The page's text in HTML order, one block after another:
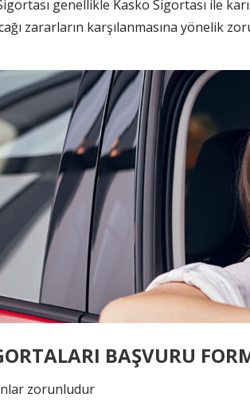
genellikle Kasko Sigortası ile
zararların karşılanmasına yönelik
BAŞVURU
zorunludur